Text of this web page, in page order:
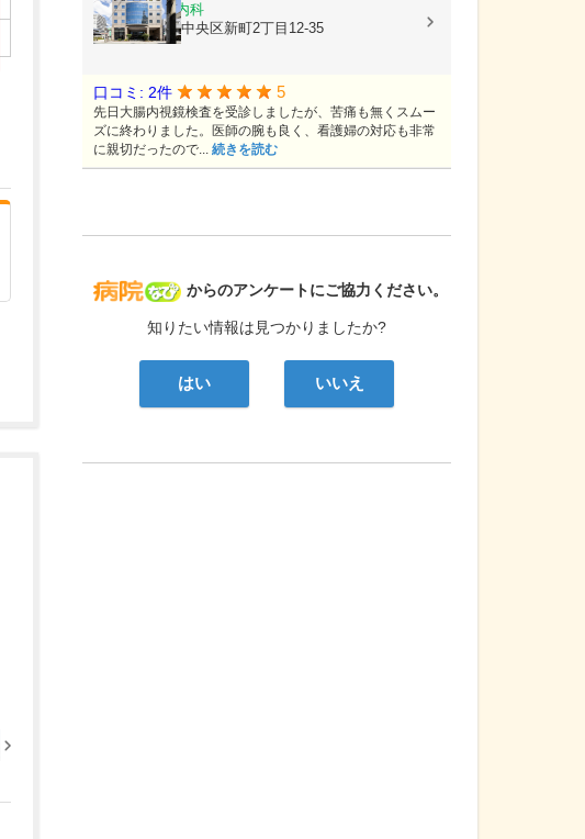
病院なび
からのアンケートにご協力ください。
知りたい情報は見つかりましたか?
はい いいえ
消化器内科, 内科
熊本県熊本市中央区新町2丁目12-35
口コミ: 2件 5
先日大腸内視鏡検査を受診しましたが、苦痛も無くスムー
ズに終わりました。医師の腕も良く、看護婦の対応も非常
に親切だったので... 続きを読む